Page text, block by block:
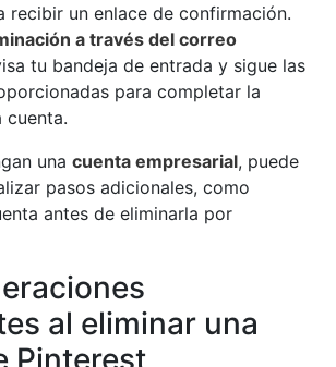
recibir un enlace de confirmación.
a través del correo
tu bandeja de entrada y sigue las
para completar la
cuenta.
una cuenta empresarial, puede
pasos adicionales, como
antes de eliminarla por
al eliminar una